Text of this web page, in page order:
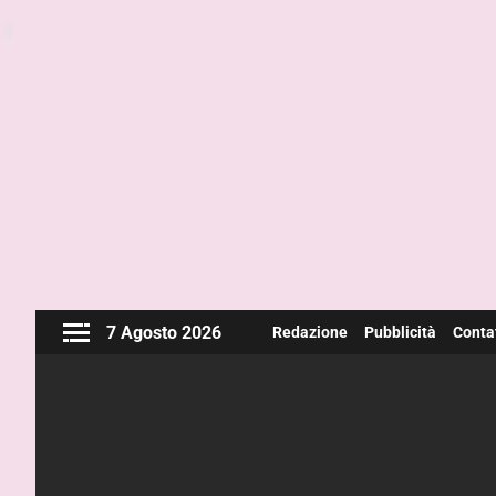
7 Agosto 2026 Redazione Pubblicità